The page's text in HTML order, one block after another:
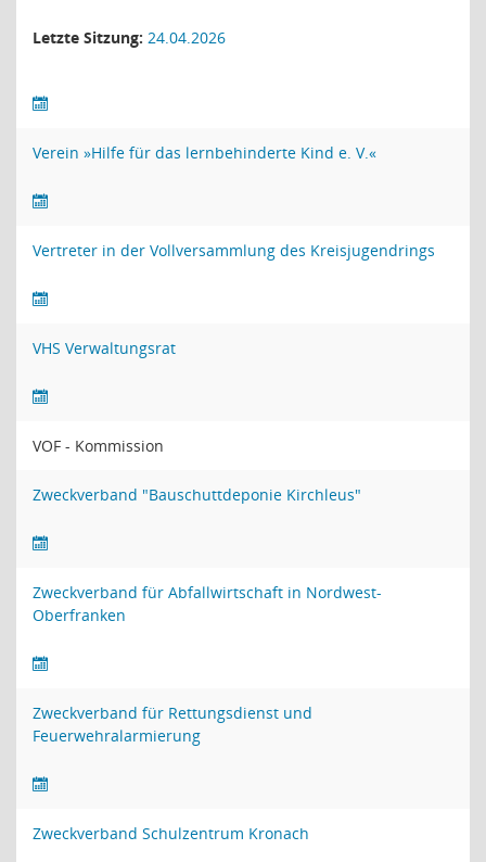
Letzte Sitzung: 24.04.2026
Verein »Hilfe für das lernbehinderte Kind e. V.«
Vertreter in der Vollversammlung des Kreisjugendrings
VHS Verwaltungsrat
VOF - Kommission
Zweckverband "Bauschuttdeponie Kirchleus"
Zweckverband für Abfallwirtschaft in Nordwest-
Oberfranken
Zweckverband für Rettungsdienst und
Feuerwehralarmierung
Zweckverband Schulzentrum Kronach